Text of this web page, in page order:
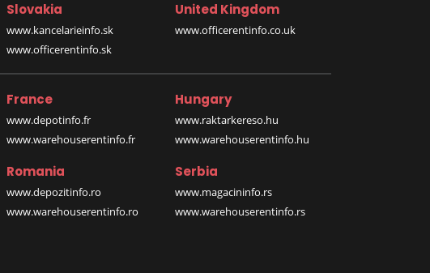
Slovakia
www.kancelarieinfo.sk
www.officerentinfo.sk
United Kingdom
www.officerentinfo.co.uk
France
www.depotinfo.fr
www.warehouserentinfo.fr
Hungary
www.raktarkereso.hu
www.warehouserentinfo.hu
Romania
www.depozitinfo.ro
www.warehouserentinfo.ro
Serbia
www.magacininfo.rs
www.warehouserentinfo.rs